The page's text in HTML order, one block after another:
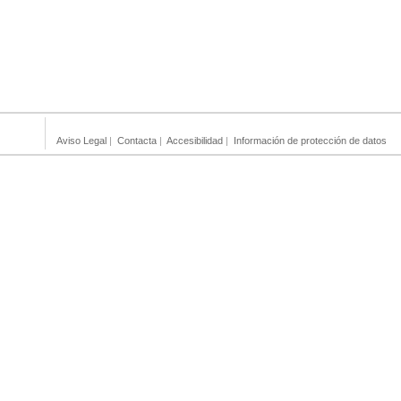
Aviso Legal | Contacta | Accesibilidad | Información de protección de datos